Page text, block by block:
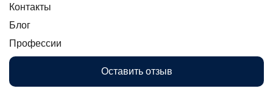
Контакты
Блог
Профессии
Оставить отзыв